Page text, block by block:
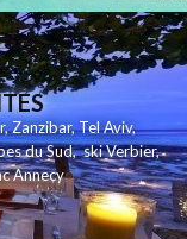
,Zanzibar,Tel Aviv,
du Sud,ski Verbier,
Annecy